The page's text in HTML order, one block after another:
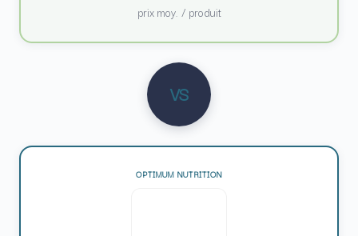
prix moy. / produit
VS
OPTIMUM NUTRITION